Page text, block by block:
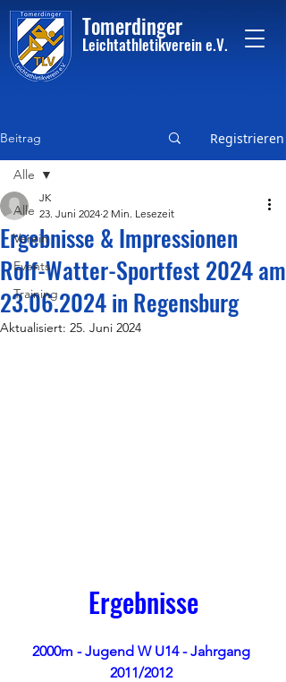
Tomerdinger
Leichtathletikvereine.V.
Beitrag Registrieren
Alle
Verein
Events
Training
Alle
Ergebnisse & Impressionen
Rolf-Watter-Sportfest 2024 am
23.06.2024 in Regensburg
JK
23. Juni 2024 2 Min. Lesezeit
Aktualisiert: 25. Juni 2024
Ergebnisse
2000m - Jugend W U14 - Jahrgang
2011/2012